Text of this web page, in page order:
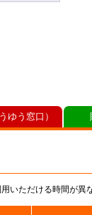
いただける時間が異
ゆう窓口）